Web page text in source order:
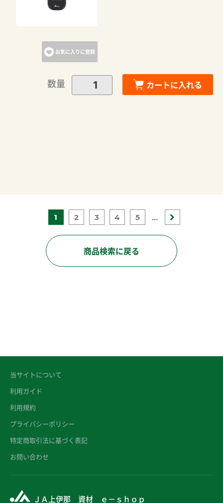
お気に入りに登録
数量 カートに入れる
1 2 3 4 5 ...
商品検索に戻る
当サイトについて
利用ガイド
利用規約
プライバシーポリシー
特定商取引法に基づく表記
お問い合わせ
ＪＡ上伊那 資材 ｅ－ｓｈｏｐ